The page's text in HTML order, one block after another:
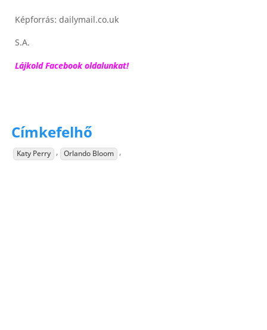
Képforrás: dailymail.co.uk
S.A.
Lájkold Facebook oldalunkat!
Címkefelhő
Katy Perry , Orlando Bloom ,